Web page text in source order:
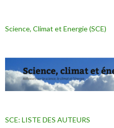
Science, Climat et Energie (SCE)
SCE: LISTE DES AUTEURS